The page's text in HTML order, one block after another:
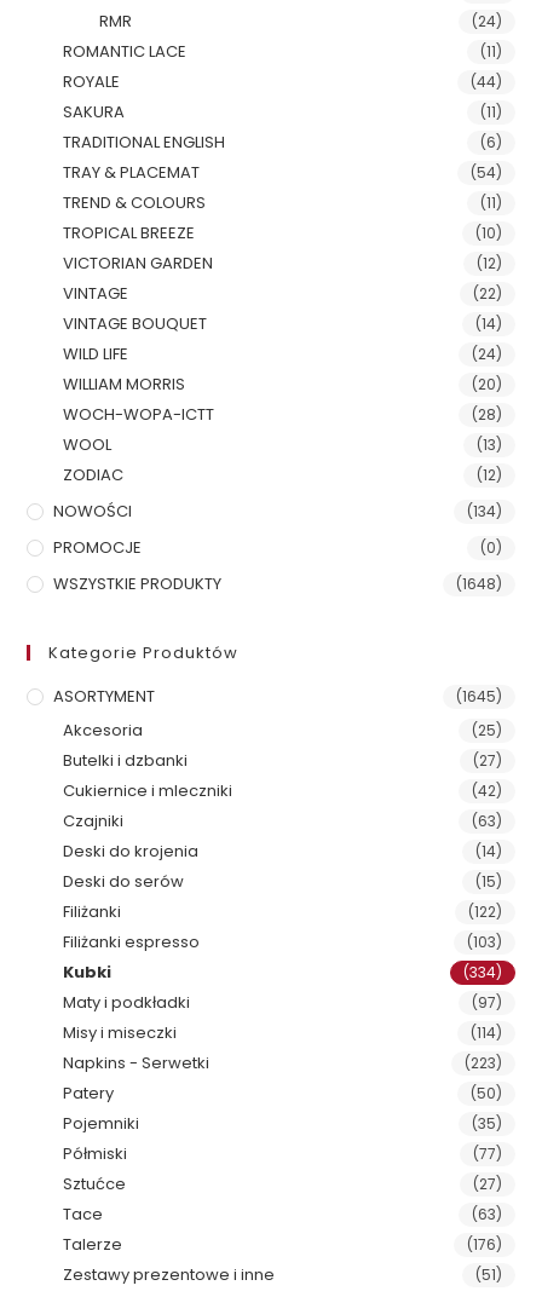
RMR (24)
ROMANTIC LACE (11)
ROYALE (44)
SAKURA (11)
TRADITIONAL ENGLISH (6)
TRAY & PLACEMAT (54)
TREND & COLOURS (11)
TROPICAL BREEZE (10)
VICTORIAN GARDEN (12)
VINTAGE (22)
VINTAGE BOUQUET (14)
WILD LIFE (24)
WILLIAM MORRIS (20)
WOCH-WOPA-ICTT (28)
WOOL (13)
ZODIAC (12)
NOWOŚCI (134)
PROMOCJE (0)
WSZYSTKIE PRODUKTY (1648)
Kategorie Produktów
ASORTYMENT
(1645)
Akcesoria (25)
Butelki i dzbanki (27)
Cukiernice i mleczniki (42)
Czajniki (63)
Deski do krojenia (14)
Deski do serów (15)
Filiżanki (122)
Filiżanki espresso (103)
Kubki (334)
Maty i podkładki (97)
Misy i miseczki (114)
Napkins - Serwetki (223)
Patery (50)
Pojemniki (35)
Półmiski (77)
Sztućce (27)
Tace (63)
Talerze (176)
Zestawy prezentowe i inne (51)